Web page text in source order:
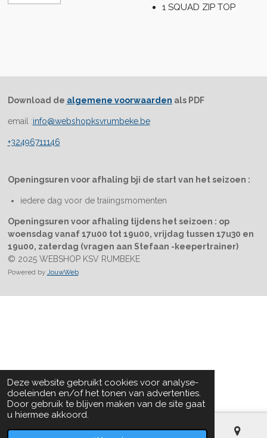
Deze website gebruikt cookies voor analyse-
doeleinden en/of het tonen van advertenties.
Door gebruik te blijven maken van de site gaat
u hiermee akkoord.
1 SQUAD ZIP TOP
Download de algemene voorwaarden als PDF
email :info@webshopksvrumbeke.be
+32496711146
Openingsuren voor afhaling bji de start van het seizoen :
iedere dag voor de traiingsmomenten
Openingsuren voor afhaling tijdens het seizoen : op
woensdag vanaf 17u00 tot 19u00, vrijdag tussen 17u30 en
19u00, zaterdag (vragen aan Stefaan -keepertrainer)
© 2025 WEBSHOP KSV RUMBEKE
Powered by JouwWeb